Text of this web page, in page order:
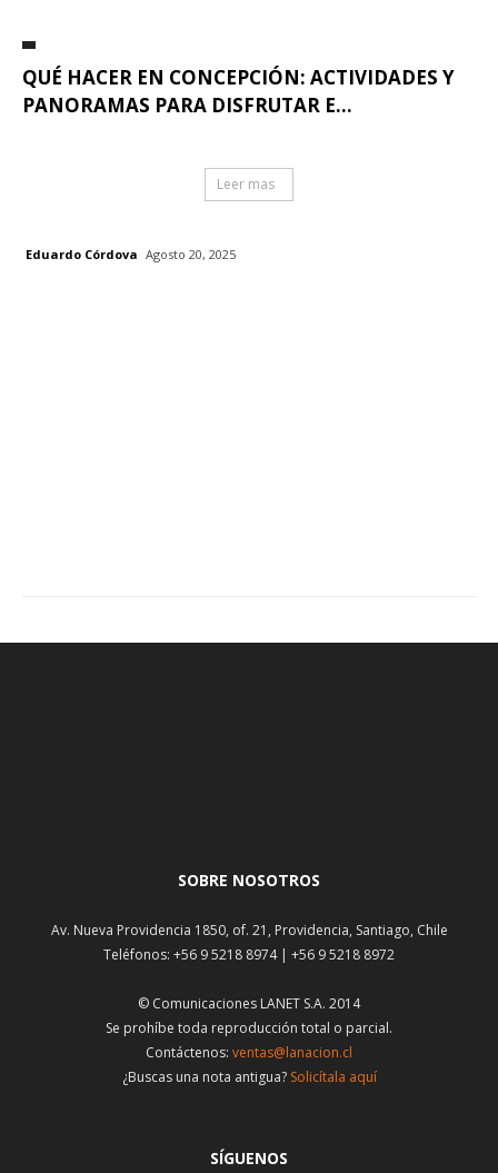
QUÉ HACER EN CONCEPCIÓN: ACTIVIDADES Y
PANORAMAS PARA DISFRUTAR E...
Leer mas
Eduardo Córdova Agosto 20, 2025
SOBRE NOSOTROS
Av. Nueva Providencia 1850, of. 21, Providencia, Santiago, Chile
Teléfonos: +56 9 5218 8974 | +56 9 5218 8972
© Comunicaciones LANET S.A. 2014
Se prohíbe toda reproducción total o parcial.
Contáctenos: ventas@lanacion.cl
¿Buscas una nota antigua? Solicítala aquí
SÍGUENOS